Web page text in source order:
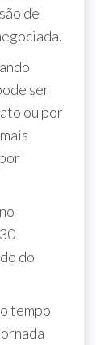
de
ser
ou por
do
tempo